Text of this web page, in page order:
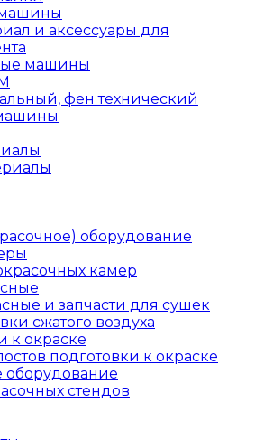
и аксессуары для
машины
фен технический
оборудование
камер
и запчасти для сушек
сжатого воздуха
к окраске
подготовки к окраске
оборудование
стендов